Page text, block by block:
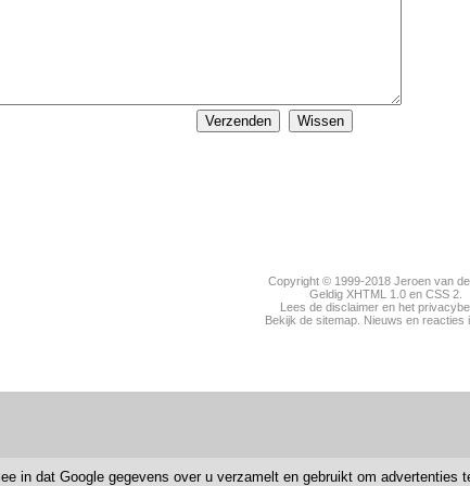
Copyright © 1999-2018 Jeroen van
Geldig XHTML 1.0en CSS 2.
Lees de disclaimer en het
Bekijk de sitemap. Nieuws en reacties
in dat Google gegevens over u verzamelt en gebruikt om advertenties